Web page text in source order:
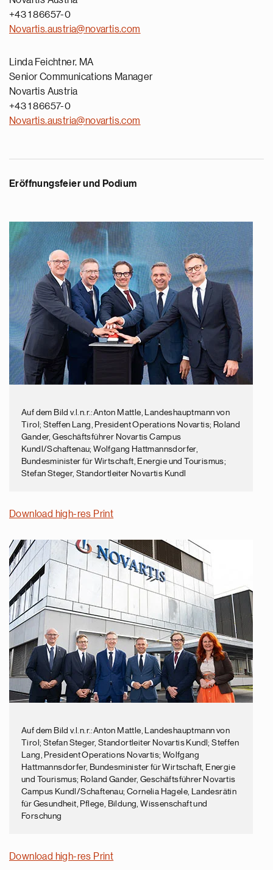
+43 1 86657-0
Novartis.austria@novartis.com
Linda Feichtner, MA
Senior Communications Manager
Novartis Austria
+43 1 86657-0
Novartis.austria@novartis.com
Eröffnungsfeier und Podium
Auf dem Bild v.l.n.r.:Anton Mattle, Landeshauptmann von
Tirol; Steffen Lang, President Operations Novartis; Roland
Gander, Geschäftsführer Novartis Campus
Kundl/Schaftenau; Wolfgang Hattmannsdorfer,
Bundesminister für Wirtschaft, Energie und Tourismus;
Stefan Steger, Standortleiter Novartis Kundl
Download high-res Print
Auf dem Bild v.l.n.r.:Anton Mattle, Landeshauptmann von
Tirol; Stefan Steger, Standortleiter Novartis Kundl; Steffen
Lang, President Operations Novartis; Wolfgang
Hattmannsdorfer, Bundesminister für Wirtschaft, Energie
und Tourismus; Roland Gander, Geschäftsführer Novartis
Campus Kundl/Schaftenau; Cornelia Hagele, Landesrätin
für Gesundheit, Pflege, Bildung, Wissenschaft und
Forschung
Download high-res Print